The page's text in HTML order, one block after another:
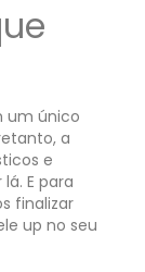
um único
a
e
E para
finalizar
up no seu